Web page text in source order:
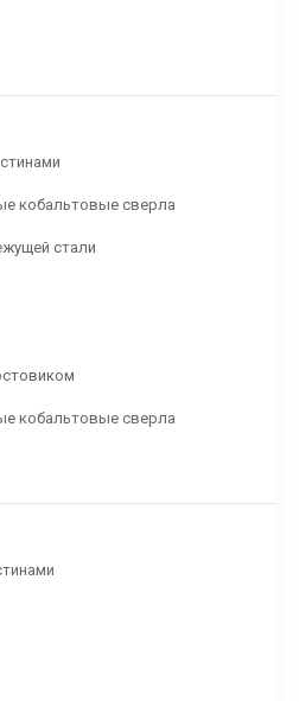
кобальтовые сверла
стали
кобальтовые сверла